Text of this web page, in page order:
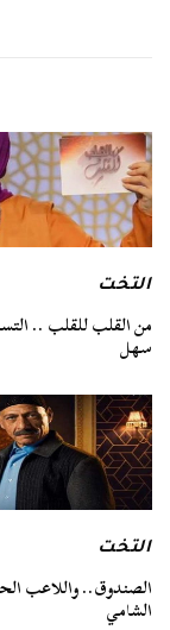
التخت
من القلب للقلب ..
سهل
التخت
الصندوق.. واللاعب
الشامي